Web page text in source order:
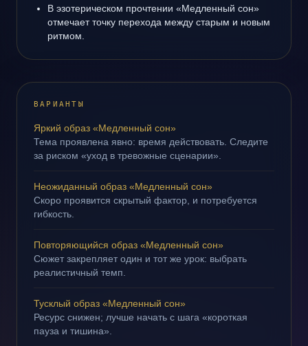
В эзотерическом прочтении «Медленный сон»
отмечает точку перехода между старым и новым
ритмом.
ВАРИАНТЫ
Яркий образ «Медленный сон»
Тема проявлена явно: время действовать. Следите
за риском «уход в тревожные сценарии».
Неожиданный образ «Медленный сон»
Скоро проявится скрытый фактор, и потребуется
гибкость.
Повторяющийся образ «Медленный сон»
Сюжет закрепляет один и тот же урок: выбрать
реалистичный темп.
Тусклый образ «Медленный сон»
Ресурс снижен; лучше начать с шага «короткая
пауза и тишина».